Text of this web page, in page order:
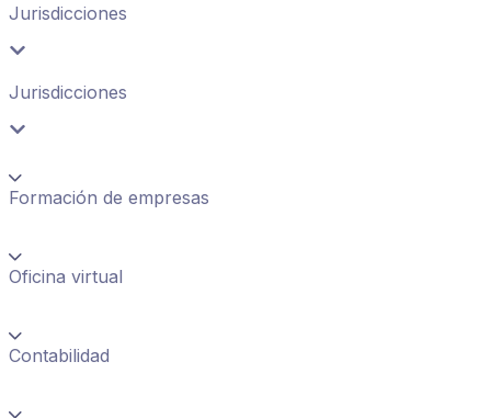
Jurisdicciones
Jurisdicciones
Formación de empresas
Oficina virtual
Contabilidad